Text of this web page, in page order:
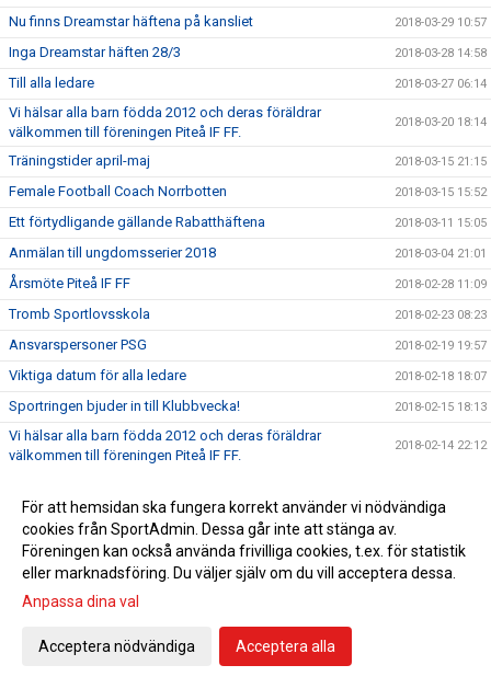
Nu finns Dreamstar häftena på kansliet 2018-03-29 10:57
Inga Dreamstar häften 28/3 2018-03-28 14:58
Till alla ledare 2018-03-27 06:14
Vi hälsar alla barn födda 2012 och deras föräldrar
välkommen till föreningen Piteå IF FF.
2018-03-20 18:14
Träningstider april-maj 2018-03-15 21:15
Female Football Coach Norrbotten 2018-03-15 15:52
Ett förtydligande gällande Rabatthäftena 2018-03-11 15:05
Anmälan till ungdomsserier 2018 2018-03-04 21:01
Årsmöte Piteå IF FF 2018-02-28 11:09
Tromb Sportlovsskola 2018-02-23 08:23
Ansvarspersoner PSG 2018-02-19 19:57
Viktiga datum för alla ledare 2018-02-18 18:07
Sportringen bjuder in till Klubbvecka! 2018-02-15 18:13
Vi hälsar alla barn födda 2012 och deras föräldrar
välkommen till föreningen Piteå IF FF.
2018-02-14 22:12
Tränar/ledarupptakt tors 15/2 kl.19 2018-01-31 06:43
Resning av fotbollshallen 2018-01-26 12:00
Påminnelse Tränarutbildning C-diplom 2018-01-16 11:29
Tränarutbildning c-diplom.
Intresseanmälan Tränarutbildning B-diplom Ungdom
Ungdoms har anställt en föreningsutvecklare!
För att hemsidan ska fungera korrekt använder vi nödvändiga
cookies från SportAdmin. Dessa går inte att stänga av.
Föreningen kan också använda frivilliga cookies, t.ex. för statistik
eller marknadsföring. Du väljer själv om du vill acceptera dessa.
Anpassa dina val
Acceptera nödvändiga Acceptera alla